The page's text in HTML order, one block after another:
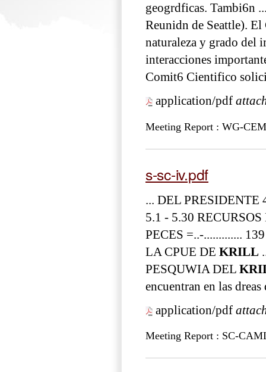
geogrdficas. Tambi6n
Reunidn de Seattle).
naturaleza y grado del
interacciones
Comit6 Cientifico
application/pdf
Meeting Report : WG-
s-sc-iv.pdf
... DEL PRESIDENTE
5.1 - 5.30
PECES =..-.............
LA CPUE DE KRILL
PESQUWIA DEL
encuentran en las
application/pdf
Meeting Report : SC-